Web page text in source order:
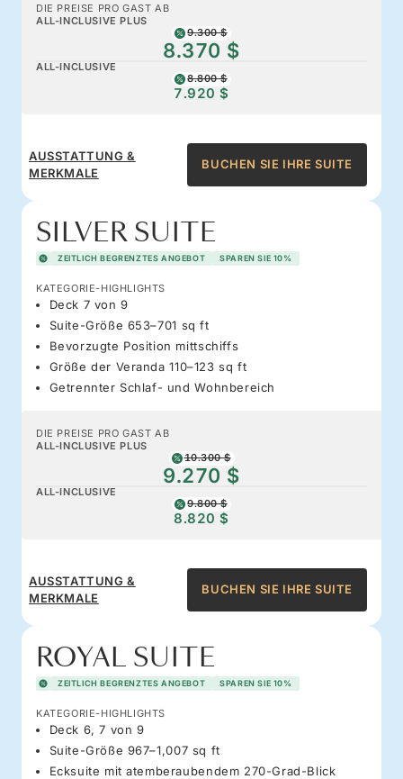
DIE PREISE PRO GAST AB
ALL-INCLUSIVE PLUS
9.300 $
8.370 $
ALL-INCLUSIVE
8.800 $
7.920 $
AUSSTATTUNG &
MERKMALE
BUCHEN SIE IHRE SUITE
SILVER SUITE
ZEITLICH BEGRENZTES ANGEBOT SPAREN SIE 10%
KATEGORIE-HIGHLIGHTS
Deck 7 von 9
Suite-Größe 653–701 sq ft
Bevorzugte Position mittschiffs
Größe der Veranda 110–123 sq ft
Getrennter Schlaf- und Wohnbereich
DIE PREISE PRO GAST AB
ALL-INCLUSIVE PLUS
10.300 $
9.270 $
ALL-INCLUSIVE
9.800 $
8.820 $
AUSSTATTUNG &
MERKMALE
BUCHEN SIE IHRE SUITE
ROYAL SUITE
ZEITLICH BEGRENZTES ANGEBOT SPAREN SIE 10%
KATEGORIE-HIGHLIGHTS
Deck 6, 7 von 9
Suite-Größe 967–1,007 sq ft
Ecksuite mit atemberaubendem 270-Grad-Blick